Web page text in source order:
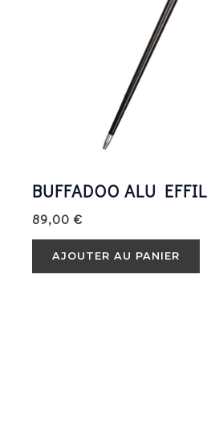
BUFFADOO ALU
89,00 €
AJOUTER AU PANIER